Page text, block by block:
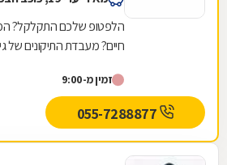
הלפטופ שלכם התקלקל?
חנויות מחשבים...
זמין מ-9:00